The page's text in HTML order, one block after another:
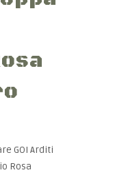
GOI Arditi
Rosa